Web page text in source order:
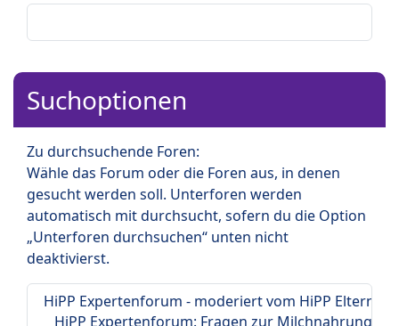
Suchoptionen
Zu durchsuchende Foren:
Wähle das Forum oder die Foren aus, in denen
gesucht werden soll. Unterforen werden
automatisch mit durchsucht, sofern du die Option
„Unterforen durchsuchen“ unten nicht
deaktivierst.